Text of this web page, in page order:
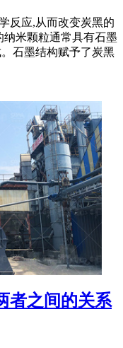
反应,从而改变炭黑的
纳米颗粒通常具有石墨
石墨结构赋予了炭黑
者之间的关系